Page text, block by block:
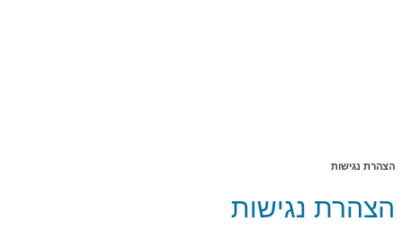
הצהרת נגישות
הצהרת נגישות